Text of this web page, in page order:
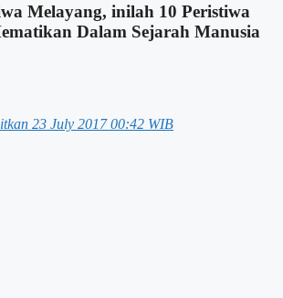
Melayang, inilah 10 Peristiwa
Dalam Sejarah Manusia
23 July 2017 00:42 WIB